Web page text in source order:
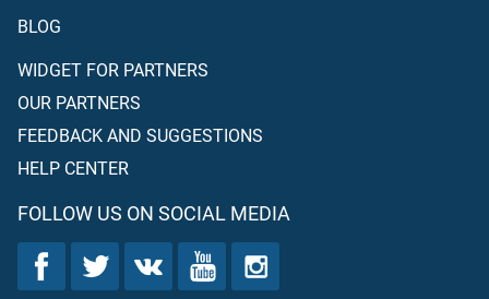
BLOG
WIDGET FOR PARTNERS
OUR PARTNERS
FEEDBACK AND SUGGESTIONS
HELP CENTER
FOLLOW US ON SOCIAL MEDIA